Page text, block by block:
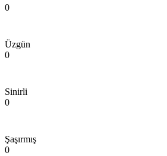
0
Üzgün
0
Sinirli
0
Şaşırmış
0